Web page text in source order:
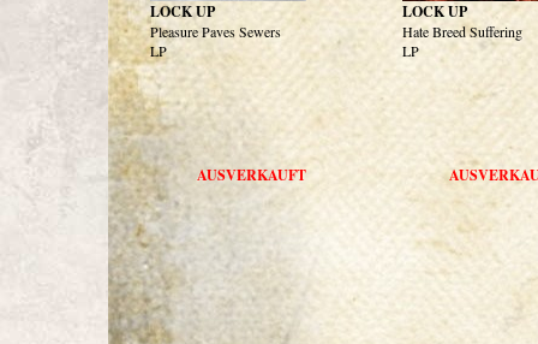
LOCK UP
Pleasure Paves Sewers
LP
AUSVERKAUFT
LOCK UP
Hate Breed Suffering
LP